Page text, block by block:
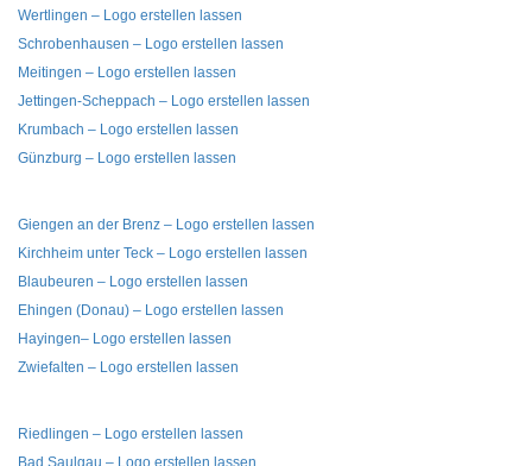
Wertlingen – Logo erstellen lassen
Schrobenhausen – Logo erstellen lassen
Meitingen – Logo erstellen lassen
Jettingen-Scheppach – Logo erstellen lassen
Krumbach – Logo erstellen lassen
Günzburg – Logo erstellen lassen
Giengen an der Brenz – Logo erstellen lassen
Kirchheim unter Teck – Logo erstellen lassen
Blaubeuren – Logo erstellen lassen
Ehingen (Donau) – Logo erstellen lassen
Hayingen– Logo erstellen lassen
Zwiefalten – Logo erstellen lassen
Riedlingen – Logo erstellen lassen